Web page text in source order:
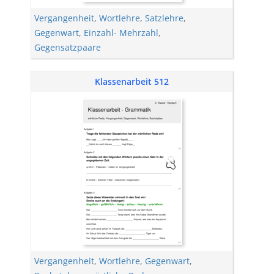
Vergangenheit, Wortlehre, Satzlehre,
Gegenwart, Einzahl- Mehrzahl,
Gegensatzpaare
Klassenarbeit 512
Vergangenheit, Wortlehre, Gegenwart,